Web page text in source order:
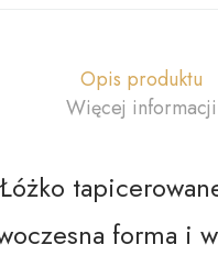
Opis produktu
Więcej informacji
forma i